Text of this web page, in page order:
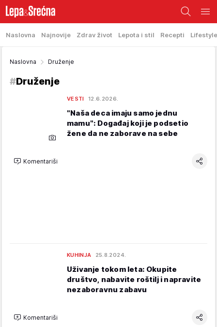
Naslovna Najnovije Zdrav život Lepota i stil Recepti Lifestyle
Naslovna Druženje
#Druženje
VESTI 12.6.2026.
"Naša deca imaju samo jednu
mamu": Događaj koji je podsetio
žene da ne zaborave na sebe
Komentariši
KUHINJA 25.8.2024.
Uživanje tokom leta: Okupite
društvo, nabavite roštilj i napravite
nezaboravnu zabavu
Komentariši